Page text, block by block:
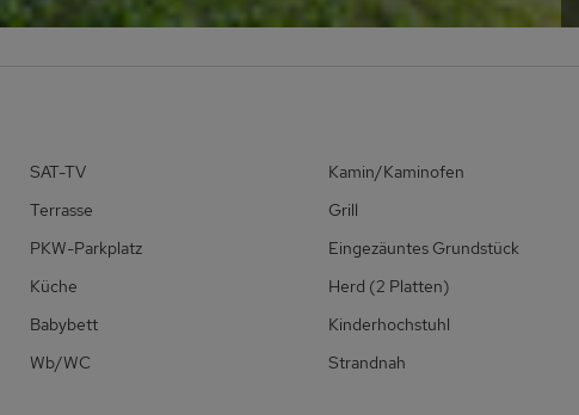
SAT-TV
Kamin/Kaminofen
Terrasse
Grill
PKW-Parkplatz
Eingezäuntes Grundstück
Küche
Herd (2 Platten)
Babybett
Kinderhochstuhl
Wb/WC Strandnah